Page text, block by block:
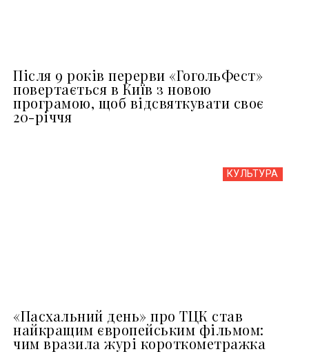
Після 9 років перерви «ГогольФест»
повертається в Київ з новою
програмою, щоб відсвяткувати своє
20-річчя
КУЛЬТУРА
«Пасхальний день» про ТЦК став
найкращим європейським фільмом:
чим вразила журі короткометражка